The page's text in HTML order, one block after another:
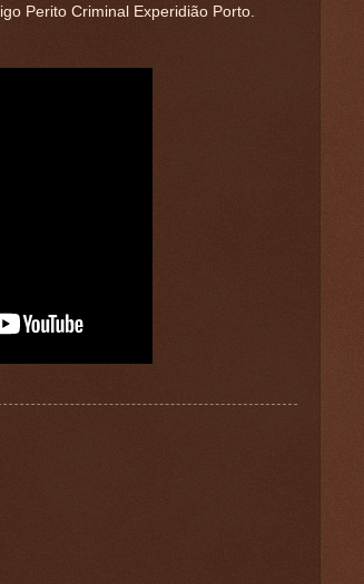
Perito Criminal Experidião Porto.